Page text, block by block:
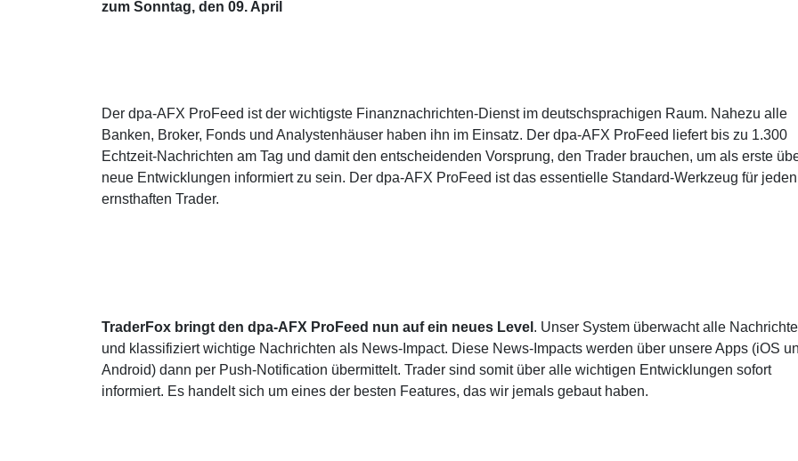
zum Sonntag, den 09. April
Der dpa-AFX ProFeed ist der wichtigste Finanznachrichten-Dienst im deutschsprachigen Raum. Nahezu alle
Banken, Broker, Fonds und Analystenhäuser haben ihn im Einsatz. Der dpa-AFX ProFeed liefert bis zu 1.300
Echtzeit-Nachrichten am Tag und damit den entscheidenden Vorsprung, den Trader brauchen, um als erste
neue Entwicklungen informiert zu sein. Der dpa-AFX ProFeed ist das essentielle Standard-Werkzeug für jeden
ernsthaften Trader.
TraderFox bringt den dpa-AFX ProFeed nun auf ein neues Level . Unser System überwacht alle
und klassifiziert wichtige Nachrichten als News-Impact. Diese News-Impacts werden über unsere Apps (iOS
Android) dann per Push-Notification übermittelt. Trader sind somit über alle wichtigen Entwicklungen sofort
informiert. Es handelt sich um eines der besten Features, das wir jemals gebaut haben.